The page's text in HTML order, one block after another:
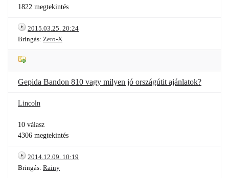
1822 megtekintés
2015.03.25. 20:24
Bringás: Zero-X
Gepida Bandon 810 vagy milyen jó országútit ajánlatok?
Lincoln
10 válasz
4306 megtekintés
2014.12.09. 10:19
Bringás: Rainy